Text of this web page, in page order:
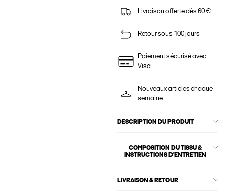
Livraison offerte dès 60 €
Retour sous 100 jours
Paiement sécurisé avec
Visa
Nouveaux articles chaque
semaine
DESCRIPTION DU PRODUIT
COMPOSITION DU TISSU &
INSTRUCTIONS D'ENTRETIEN
LIVRAISON & RETOUR